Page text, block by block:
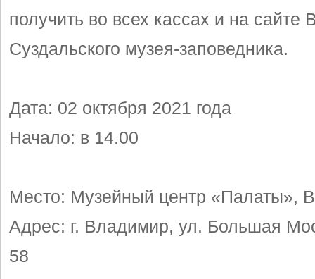
получить во всех кассах и на сайте
Суздальского музея-заповедника.
Дата: 02 октября 2021 года
Начало: в 14.00
Место: Музейный центр «Палаты»,
Адрес: г. Владимир, ул. Большая
58